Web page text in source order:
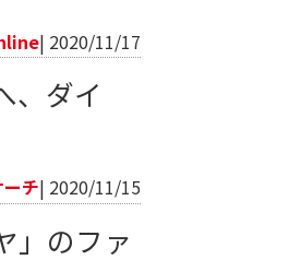
| 2020/11/17
、ダイ
チ| 2020/11/15
」のファ